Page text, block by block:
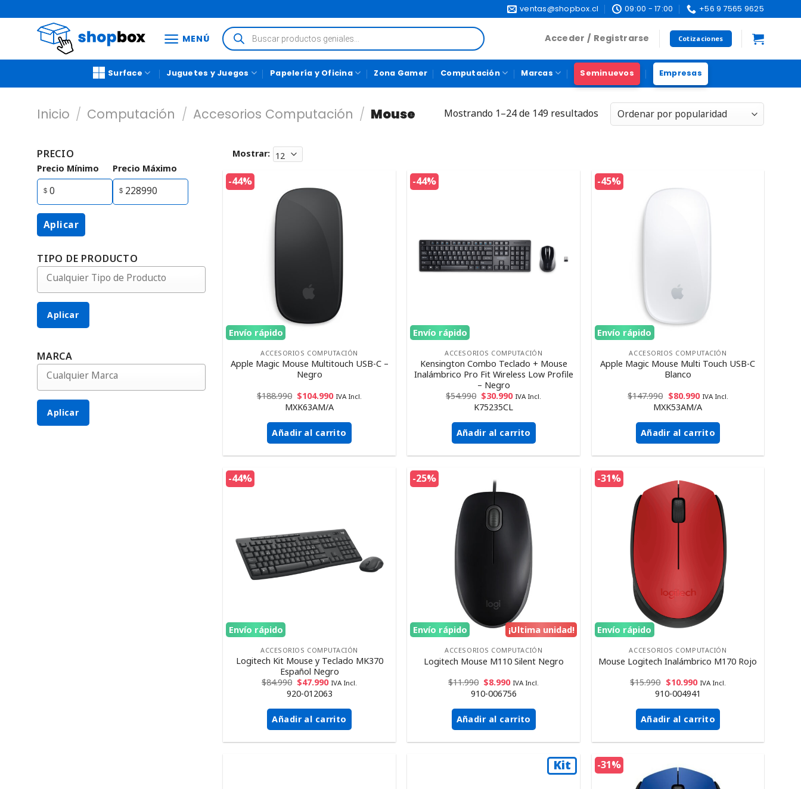
ventas@shopbox.cl 09:00 - 17:00 +56 9 7565 9625
MENÚ Acceder / Registrarse Cotizaciones
Surface Juguetes y Juegos Papelería y Oficina Zona Gamer Computación Marcas Seminuevos Empresas
Inicio / Computación / Accesorios Computación / Mouse Mostrando 1–24 de 149 resultados
PRECIO
Precio Mínimo Precio Máximo
Aplicar
TIPO DE PRODUCTO
Aplicar
MARCA
Aplicar
Mostrar:
-44%
Envío rápido
ACCESORIOS COMPUTACIÓN
Apple Magic Mouse Multitouch USB-C –
Negro
$188.990 $104.990 IVA Incl.
MXK63AM/A
Añadir al carrito
-44%
Envío rápido
ACCESORIOS COMPUTACIÓN
Kensington Combo Teclado + Mouse
Inalámbrico Pro Fit Wireless Low Profile
– Negro
$54.990 $30.990 IVA Incl.
K75235CL
Añadir al carrito
-45%
Envío rápido
ACCESORIOS COMPUTACIÓN
Apple Magic Mouse Multi Touch USB-C
Blanco
$147.990 $80.990 IVA Incl.
MXK53AM/A
Añadir al carrito
-44%
Envío rápido
ACCESORIOS COMPUTACIÓN
Logitech Kit Mouse y Teclado MK370
Español Negro
$84.990 $47.990 IVA Incl.
920-012063
Añadir al carrito
-25%
¡Ultima unidad!
Envío rápido
ACCESORIOS COMPUTACIÓN
Logitech Mouse M110 Silent Negro
$11.990 $8.990 IVA Incl.
910-006756
Añadir al carrito
-31%
Envío rápido
ACCESORIOS COMPUTACIÓN
Mouse Logitech Inalámbrico M170 Rojo
$15.990 $10.990 IVA Incl.
910-004941
Añadir al carrito
Kit -31%